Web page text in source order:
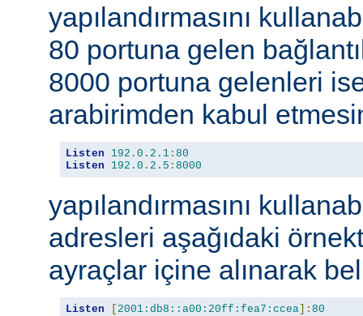
yapılandırmasını
80 portuna gelen
8000 portuna gelenleri
arabirimden kabul
Listen 192.0 . 2.1 : 80
Listen
192.0 . 2.5 : 8000
yapılandırmasını
adresleri aşağıdaki
ayraçlar içine alınarak
Listen [ 2001:db8::a00:20ff:fea7:ccea]: 80